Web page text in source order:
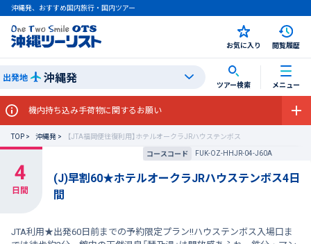
沖縄発、おすすめ国内旅行・国内ツアー
お気に入り 閲覧履歴
出発地 沖縄発 ツアー検索 メニュー
機内持ち込み手荷物に関するお願い
TOP 沖縄発
【JTA福岡便往復利用】ホテルオークラJRハウステンボス
コースコード
FUK-OZ-HHJR-04-J60A
(J)早割60★ホテルオークラJRハウステンボス4日
間
JTA利用★出発60日前までの予約限定プラン!!ハウステンボス入場口ま